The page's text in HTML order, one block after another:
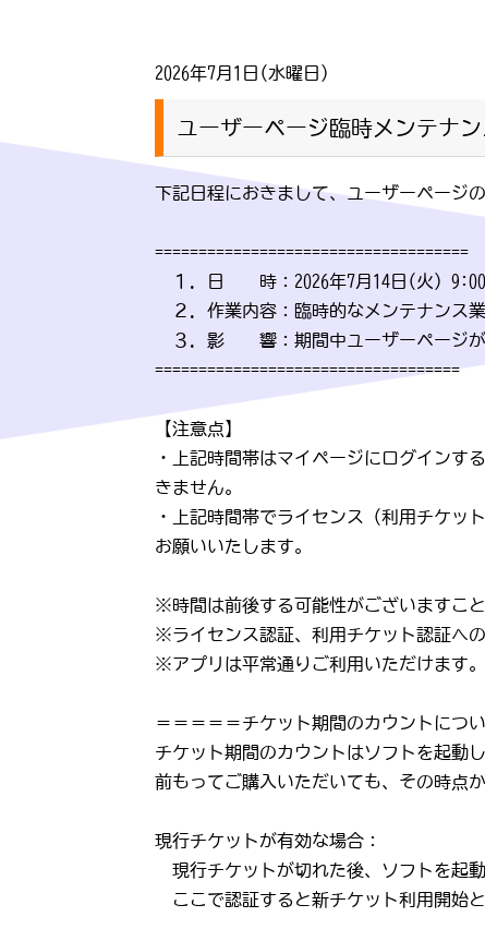
2026年7月1日(水曜日)
ユーザーページ臨時メンテナ
下記日程におきまして、ユーザーページ
====================================
１．日 時：2026年7月14日(火) 9:00
２．作業内容：臨時的なメンテナンス
３．影 響：期間中ユーザーページが
===================================
【注意点】
・上記時間帯はマイページにログインす
きません。
・上記時間帯でライセンス（利用チケッ
お願いいたします。
※時間は前後する可能性がございますこ
※ライセンス認証、利用チケット認証への
※アプリは平常通りご利用いただけます。
＝＝＝＝＝チケット期間のカウントにつ
チケット期間のカウントはソフトを起動
前もってご購入いただいても、その時点
現行チケットが有効な場合：
現行チケットが切れた後、ソフトを起
ここで認証すると新チケット利用開始と